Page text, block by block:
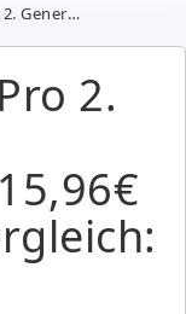
(Vergleich: 39,95€)
2.